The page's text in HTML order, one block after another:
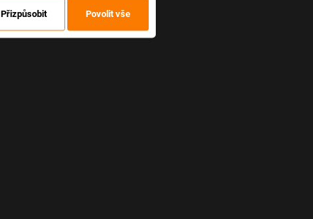
Přizpůsobit Povolit vše